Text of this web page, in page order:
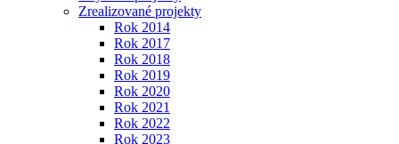
Zrealizované projekty
Rok 2014
Rok 2017
Rok 2018
Rok 2019
Rok 2020
Rok 2021
Rok 2022
Rok 2023